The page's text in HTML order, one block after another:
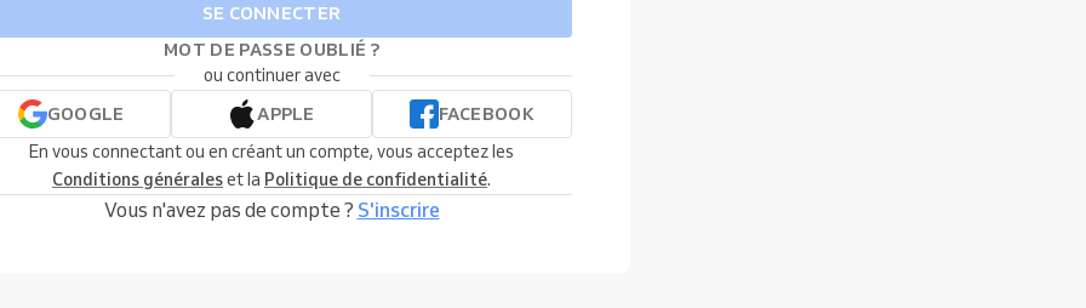
SE CONNECTER
MOT DE PASSE OUBLIÉ ?
ou continuer avec
GOOGLE
APPLE
FACEBOOK
En vous connectant ou en créant un compte, vous acceptez les
Conditions généraleset la Politique de confidentialité.
Vous n'avez pas de compte ? S'inscrire